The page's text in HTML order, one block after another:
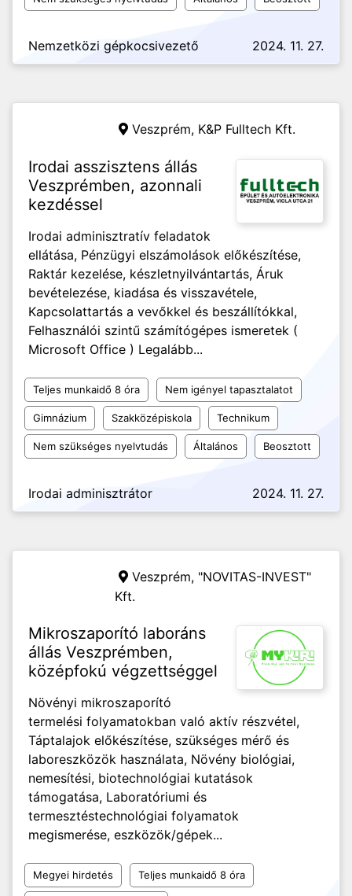
Nemzetközi gépkocsivezető 2024. 11. 27.
Veszprém, K&P Fulltech Kft.
Irodai asszisztens állás
Veszprémben, azonnali
kezdéssel
Irodai adminisztratív feladatok
ellátása, Pénzügyi elszámolások előkészítése,
Raktár kezelése, készletnyilvántartás, Áruk
bevételezése, kiadása és visszavétele,
Kapcsolattartás a vevőkkel és beszállítókkal,
Felhasználói szintű számítógépes ismeretek (
Microsoft Office ) Legalább...
Teljes munkaidő 8 óra Nem igényel tapasztalatot
Gimnázium Szakközépiskola Technikum
Nem szükséges nyelvtudás Általános Beosztott
Irodai adminisztrátor 2024. 11. 27.
Veszprém, "NOVITAS-INVEST"
Kft.
Mikroszaporító laboráns
állás Veszprémben,
középfokú végzettséggel
Növényi mikroszaporító
termelési folyamatokban való aktív részvétel,
Táptalajok előkészítése, szükséges mérő és
laboreszközök használata, Növény biológiai,
nemesítési, biotechnológiai kutatások
támogatása, Laboratóriumi és
termesztéstechnológiai folyamatok
megismerése, eszközök/gépek...
Megyei hirdetés Teljes munkaidő 8 óra